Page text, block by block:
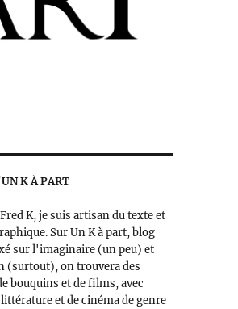
K À PART
K, je suis artisan du texte et
Sur Un K à part, blog
sur l'imaginaire (un peu) et
(surtout), on trouvera des
bouquins et de films, avec
et de cinéma de genre